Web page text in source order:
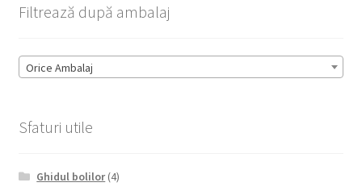
Filtrează după ambalaj
Orice Ambalaj
Sfaturi utile
Ghidul bolilor(4)